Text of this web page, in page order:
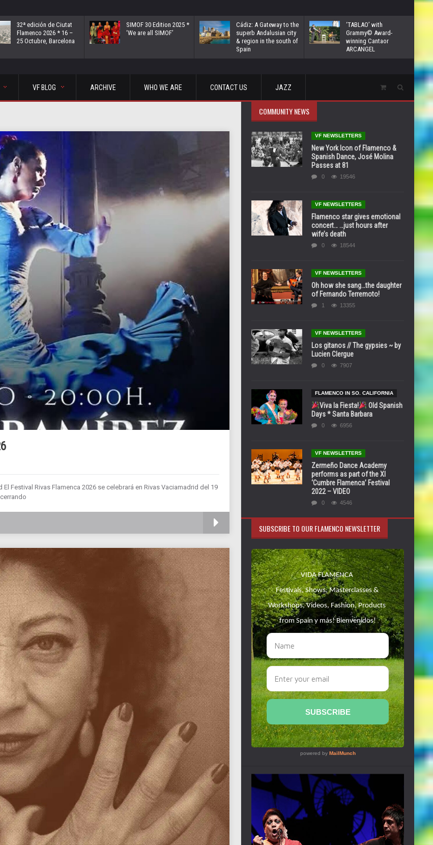
32ª edición de Ciutat
Flamenco 2026 * 16 –
25 Octubre, Barcelona
SIMOF 30 Edition 2025 *
‘We are all SIMOF’
Cádiz: A Gateway to the
superb Andalusian city
& region in the south of
Spain
‘TABLAO’ with
Grammy© Award-
winning Cantaor
ARCANGEL
VF BLOG ARCHIVE WHO WE ARE CONTACT US JAZZ
Festival Rivas Flamenca 2026 se celebrará en Rivas Vaciamadrid del 19
COMMUNITY NEWS
VF NEWSLETTERS
New York Icon of Flamenco &
Spanish Dance, José Molina
Passes at 81
0 19546
VF NEWSLETTERS
Flamenco star gives emotional
concert… …just hours after
wife’s death
0 18544
VF NEWSLETTERS
Oh how she sang…the daughter
of Fernando Terremoto!
1 13355
VF NEWSLETTERS
Los gitanos // The gypsies ~ by
Lucien Clergue
0 7907
FLAMENCO IN SO. CALIFORNIA
Viva la Fiesta!
Old Spanish
Days * Santa Barbara
0 6956
VF NEWSLETTERS
Zermeño Dance Academy
performs as part of the XI
‘Cumbre Flamenca’ Festival
2022 – VIDEO
0 4546
SUBSCRIBE TO OUR FLAMENCO NEWSLETTER